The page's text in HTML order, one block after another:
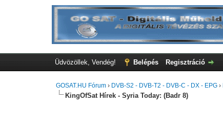
Üdvözöllek, Vendég! Belépés Regisztráció
GOSAT.HU Fórum › DVB-S2 - DVB-T2 - DVB-C - DX - EPG ›
KingOfSat Hírek - Syria Today: (Badr 8)